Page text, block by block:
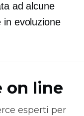
ad alcune
in evoluzione
on line
esperti per